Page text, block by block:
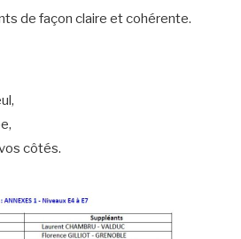
de façon claire et cohérente.
côtés.